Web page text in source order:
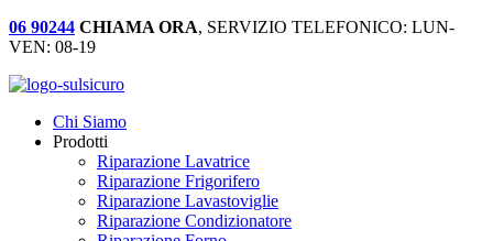
06 90244 CHIAMA ORA, SERVIZIO TELEFONICO: LUN-
VEN: 08-19
Chi Siamo
Prodotti
Riparazione Lavatrice
Riparazione Frigorifero
Riparazione Lavastoviglie
Riparazione Condizionatore